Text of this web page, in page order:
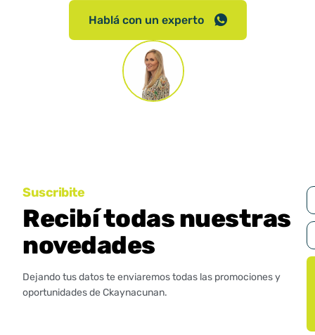
Hablá con un experto
Suscribite
Recibí todas nuestras
novedades
Dejando tus datos te enviaremos todas las promociones y
oportunidades de Ckaynacunan.